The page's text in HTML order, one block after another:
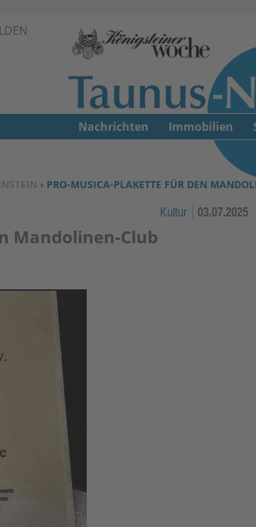
Zum Inhalt springen ↓
› PRO-MUSICA-PLAKETTE FÜR DEN
Kultur 03.07.2025
Mandolinen-Club
Nachrichten Immobilien